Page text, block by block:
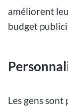
améliorent
budget
Les gens